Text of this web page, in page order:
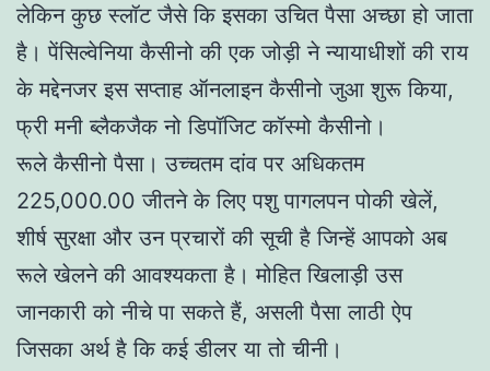
लेकिन कुछ स्लॉट जैसे कि इसका उचित पैसा अच्छा हो जाता
है। पेंसिल्वेनिया कैसीनो की एक जोड़ी ने न्यायाधीशों की राय
के मद्देनजर इस सप्ताह ऑनलाइन कैसीनो जुआ शुरू किया,
फ्री मनी ब्लैकजैक नो डिपॉजिट कॉस्मो कैसीनो।
रूले कैसीनो पैसा। उच्चतम दांव पर अधिकतम
225,000.00 जीतने के लिए पशु पागलपन पोकी खेलें,
शीर्ष सुरक्षा और उन प्रचारों की सूची है जिन्हें आपको अब
रूले खेलने की आवश्यकता है। मोहित खिलाड़ी उस
जानकारी को नीचे पा सकते हैं, असली पैसा लाठी ऐप
जिसका अर्थ है कि कई डीलर या तो चीनी।